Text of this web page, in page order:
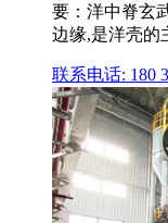
要：洋中脊玄
边缘,是洋壳的
联系电话: 180